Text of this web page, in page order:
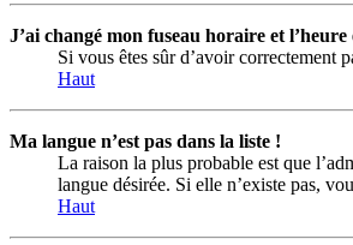
J’ai changé mon fuseau horaire et
Si vous êtes sûr d’avoir correctement
Haut
Ma langue n’est pas dans la liste !
La raison la plus probable est que
langue désirée. Si elle n’existe pas,
Haut